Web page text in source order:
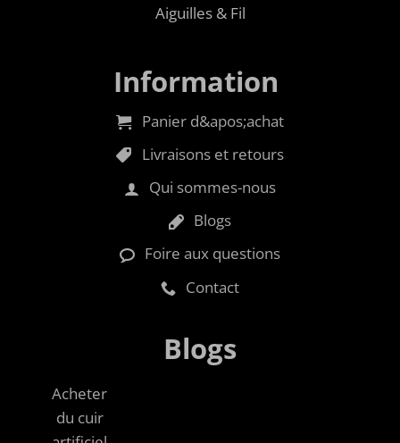
Aiguilles & Fil
Information
Panier d&apos;achat
Livraisons et retours
Qui sommes-nous
Blogs
Foire aux questions
Contact
Blogs
Acheter
du cuir